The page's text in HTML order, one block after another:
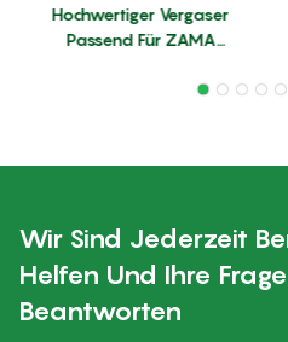
Hochwertiger Vergaser
Passend Für ZAMA
017 018 MS180 MS170 –
Wir Sind Jederzeit
Helfen Und Ihre
Beantworten